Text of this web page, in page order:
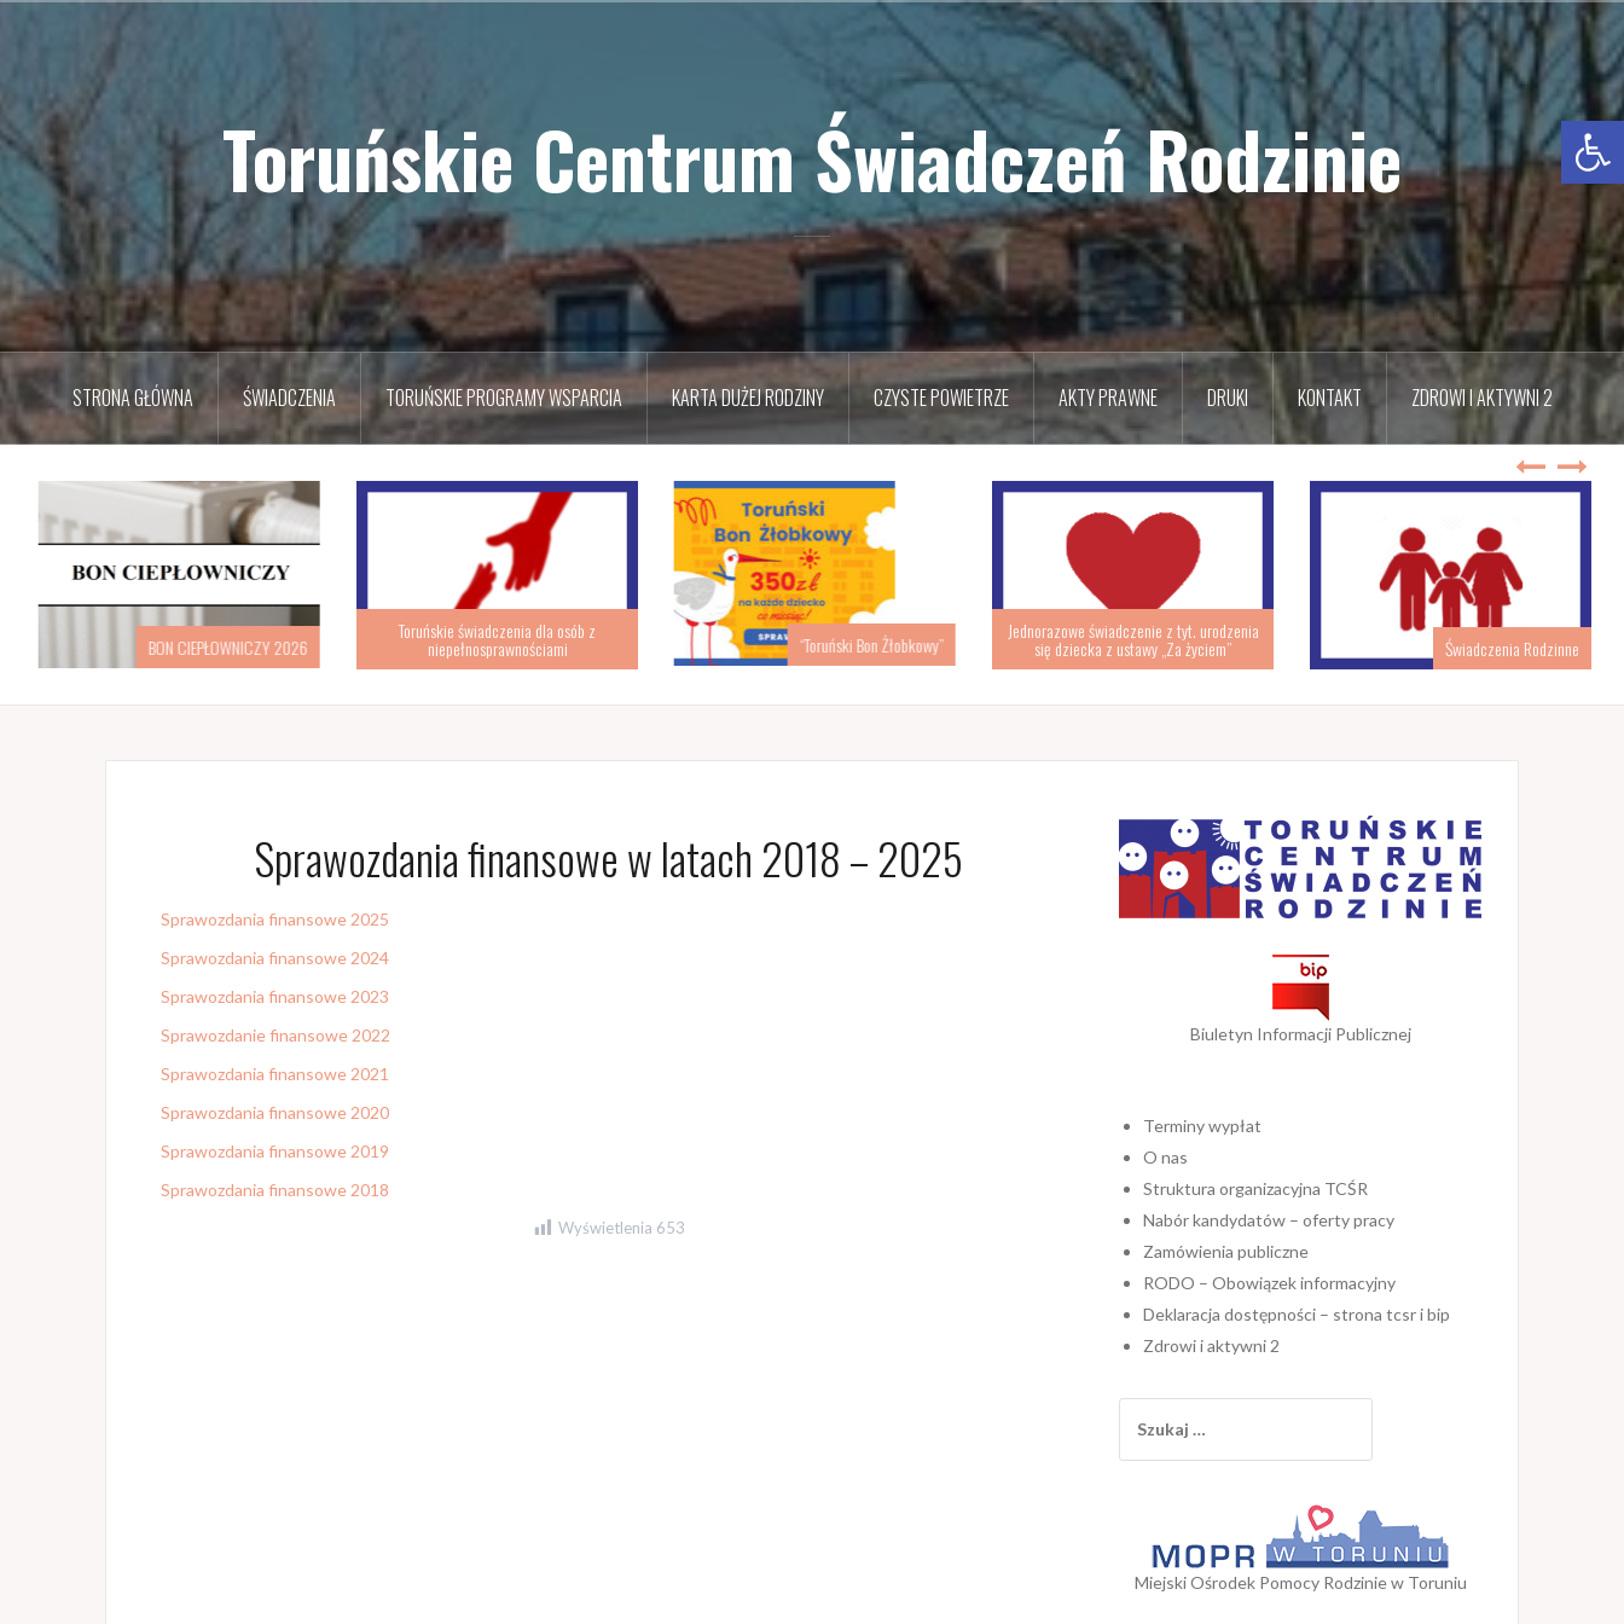
Otwórz pasek narzędzi
Toruńskie Centrum Świadczeń Rodzinie
STRONA GŁÓWNA ŚWIADCZENIA TORUŃSKIE PROGRAMY WSPARCIA KARTA DUŻEJ RODZINY CZYSTE POWIETRZE AKTY PRAWNE DRUKI KONTAKT ZDROWI I AKTYWNI 2
BON CIEPŁOWNICZY 2026
Toruńskie świadczenia dla osób z
niepełnosprawnościami “Toruński Bon Żłobkowy”
Jednorazowe świadczenie z tyt. urodzenia
się dziecka z ustawy „Za życiem” Świadczenia Rodzinne
Sprawozdania finansowe w latach 2018 – 2025
Sprawozdania finansowe 2025
Sprawozdania finansowe 2024
Sprawozdania finansowe 2023
Sprawozdanie finansowe 2022
Sprawozdania finansowe 2021
Sprawozdania finansowe 2020
Sprawozdania finansowe 2019
Sprawozdania finansowe 2018
Wyświetlenia 653
Biuletyn Informacji Publicznej
Terminy wypłat
O nas
Struktura organizacyjna TCŚR
Nabór kandydatów – oferty pracy
Zamówienia publiczne
RODO – Obowiązek informacyjny
Deklaracja dostępności – strona tcsr i bip
Zdrowi i aktywni 2
Miejski Ośrodek Pomocy Rodzinie w Toruniu